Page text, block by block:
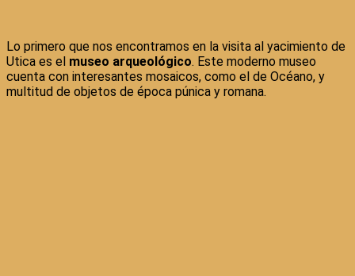
Lo primero que nos encontramos en la visita al yacimiento de
Utica es el museo arqueológico. Este moderno museo
cuenta con interesantes mosaicos, como el de Océano, y
multitud de objetos de época púnica y romana.